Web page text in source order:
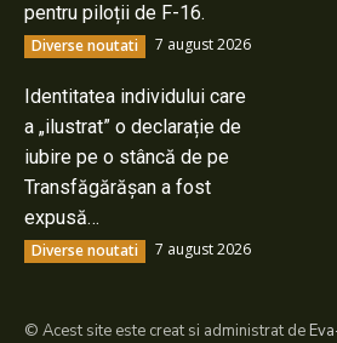
pentru piloții de F-16.
Diverse noutati 7 august 2026
Identitatea individului care
a „ilustrat” o declarație de
iubire pe o stâncă de pe
Transfăgărășan a fost
expusă…
Diverse noutati 7 august 2026
© Acest site este creat si administrat de